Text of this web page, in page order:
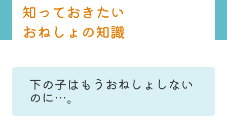
知っておきたい
おねしょの知識
下の子はもうおねしょしない
のに…。